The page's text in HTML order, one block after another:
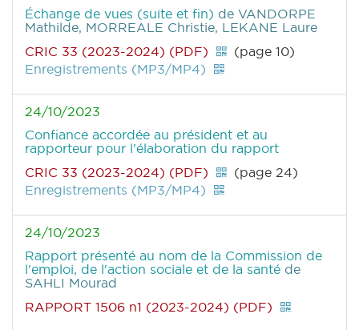
Échange de vues (suite et fin) de VANDORPE
Mathilde, MORREALE Christie, LEKANE Laure
CRIC 33 (2023-2024) (PDF)
(page 10)
Enregistrements (MP3/MP4)
24/10/2023
Confiance accordée au président et au
rapporteur pour l'élaboration du rapport
CRIC 33 (2023-2024) (PDF)
(page 24)
Enregistrements (MP3/MP4)
24/10/2023
Rapport présenté au nom de la Commission de
l'emploi, de l'action sociale et de la santé de
SAHLI Mourad
RAPPORT 1506 n1 (2023-2024) (PDF)